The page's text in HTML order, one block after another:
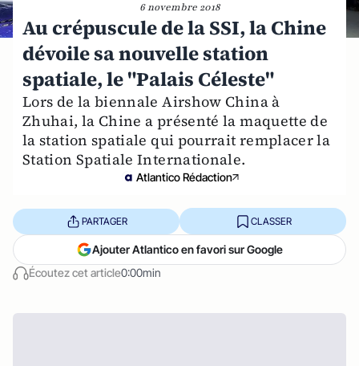
6 novembre 2018
Au crépuscule de la SSI, la Chine
dévoile sa nouvelle station
spatiale, le "Palais Céleste"
Lors de la biennale Airshow China à
Zhuhai, la Chine a présenté la maquette de
la station spatiale qui pourrait remplacer la
Station Spatiale Internationale.
Atlantico Rédaction
Écoutez cet article0:00min
PARTAGER CLASSER
Ajouter Atlantico en favori sur Google